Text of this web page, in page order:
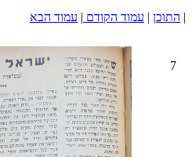
| התוכן | עמוד הקודם | עמוד הבא
7